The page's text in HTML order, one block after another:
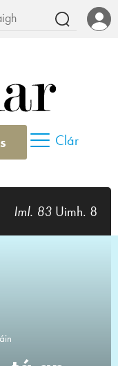
Clár
Iml. 83 Uimh. 8